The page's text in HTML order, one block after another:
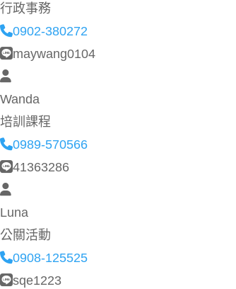
行政事務
0902-380272
maywang0104
Wanda
培訓課程
0989-570566
41363286
Luna
公關活動
0908-125525
sqe1223